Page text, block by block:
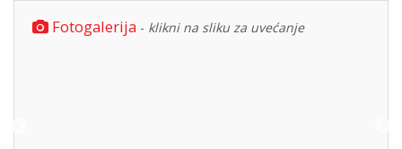
Fotogalerija - klikni na sliku za uvećanje